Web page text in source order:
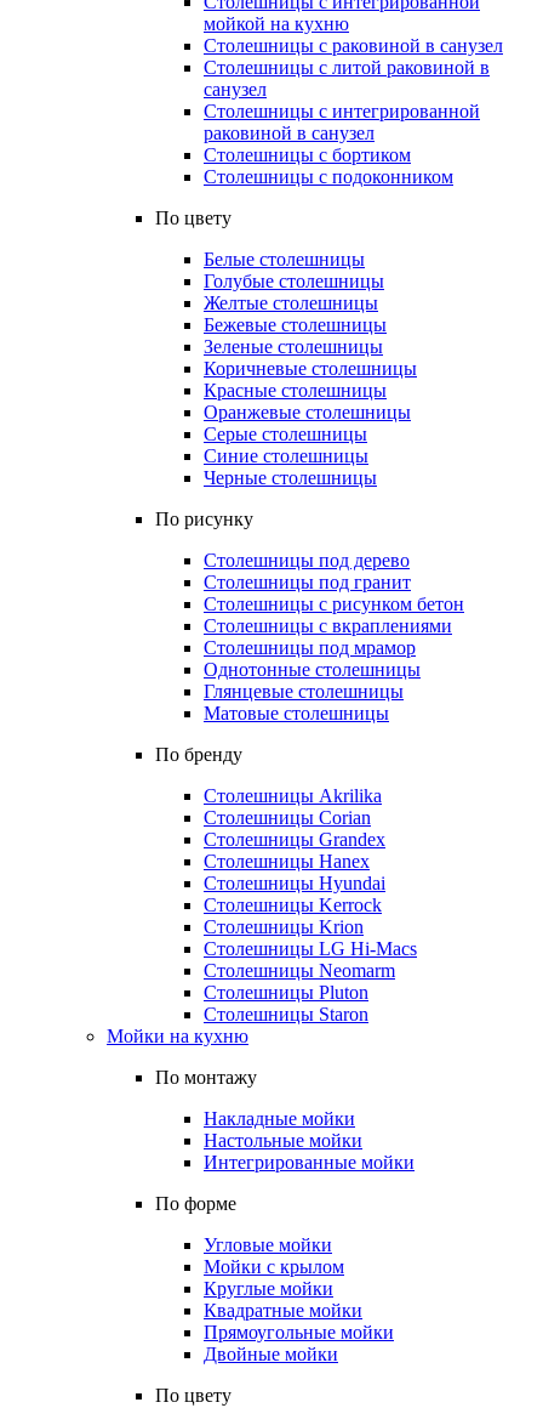
мойкой на кухню
Столешницы с раковиной в санузел
Столешницы с литой раковиной в
санузел
Столешницы с интегрированной
раковиной в санузел
Столешницы с бортиком
Столешницы с подоконником
По цвету
Белые столешницы
Голубые столешницы
Желтые столешницы
Бежевые столешницы
Зеленые столешницы
Коричневые столешницы
Красные столешницы
Оранжевые столешницы
Серые столешницы
Синие столешницы
Черные столешницы
По рисунку
Столешницы под дерево
Столешницы под гранит
Столешницы с рисунком бетон
Столешницы с вкраплениями
Столешницы под мрамор
Однотонные столешницы
Глянцевые столешницы
Матовые столешницы
По бренду
Столешницы Akrilika
Столешницы Corian
Столешницы Grandex
Столешницы Hanex
Столешницы Hyundai
Столешницы Kerrock
Столешницы Krion
Столешницы LG Hi-Macs
Столешницы Neomarm
Столешницы Pluton
Столешницы Staron
Мойки на кухню
По монтажу
Накладные мойки
Настольные мойки
Интегрированные мойки
По форме
Угловые мойки
Мойки с крылом
Круглые мойки
Квадратные мойки
Прямоугольные мойки
Двойные мойки
По цвету